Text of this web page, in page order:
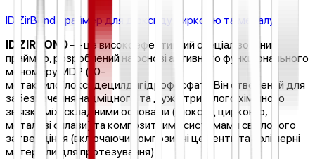
ID ZirBond Праймер для діоксиду цирконію та металу
ID ZIRBOND— це високоефективний спеціалізований
праймер, розроблений на основі активного функціонального
мономеру MDP (10-
метакрилоїлоксидецилдигідрофосфат). Він створений для
забезпечення надміцного та дуже тривалого хімічного
зв'язку між складними основами (діоксид цирконію,
металеві сплави) та композитними системами світлового
затвердіння (включаючи композитні цементи та полімерні
матеріали для протезування).